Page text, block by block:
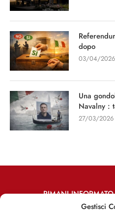
Gestisci
dopo
03/04/2026
Una
Navalny :
27/03/2026
RIMANI